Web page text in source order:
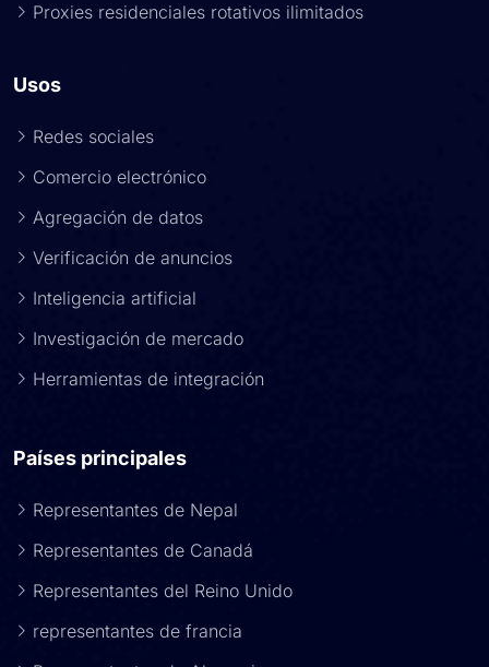
Proxies residenciales rotativos ilimitados
Usos
Redes sociales
Comercio electrónico
Agregación de datos
Verificación de anuncios
Inteligencia artificial
Investigación de mercado
Herramientas de integración
Países principales
Representantes de Nepal
Representantes de Canadá
Representantes del Reino Unido
representantes de francia